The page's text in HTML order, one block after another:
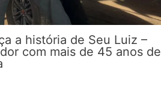
a história de Seu Luiz –
com mais de 45 anos de